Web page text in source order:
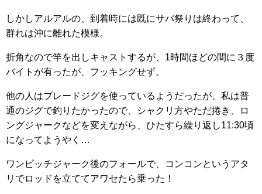
しかしアルアルの、到着時には既にサバ祭りは終わって、
群れは沖に離れた模様。
折角なので竿を出しキャストするが、1時間ほどの間に３度
バイトが有ったが、フッキングせず。
他の人はブレードジグを使っているようだったが、私は普
通のジグで釣りたかったので、シャクリ方やただ捲き、ロ
ングジャークなどを変えながら、ひたすら繰り返し11:30頃
になってようやく…
ワンピッチジャーク後のフォールで、コンコンというアタ
リでロッドを立ててアワセたら乗った！